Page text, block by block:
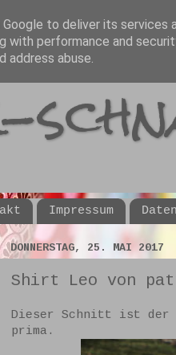
Impressum
DONNERSTAG, 25. MAI 2017
Shirt Leo von
Dieser Schnitt ist der
prima.
to deliver its services
with performance and
abuse.